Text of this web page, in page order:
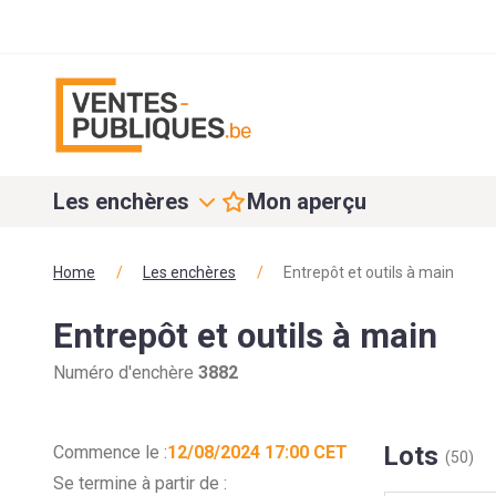
Les enchères Mon aperçu
Home / Les enchères / Entrepôt et outils à main
Entrepôt et outils à main
Numéro d'enchère 3882
Commence le :12/08/2024 17:00 CET
Se termine à partir de :
Lots(50)